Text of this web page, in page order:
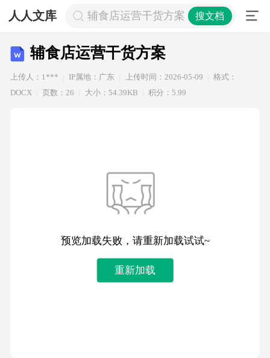
人人文库 辅食店运营干货方案 搜文档
辅食店运营干货方案
上传人：1*** IP属地：广东 上传时间：2026-05-09
格式：
DOCX
页数：26 大小：54.39KB 积分：5.99
预览加载失败，请重新加载试试~
重新加载